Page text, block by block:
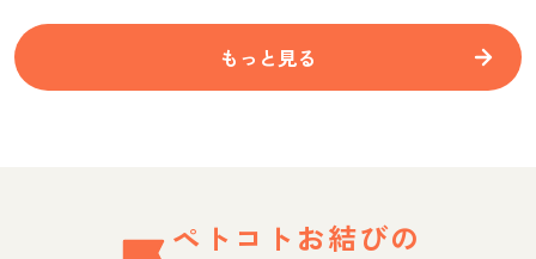
もっと見る
ペトコトお結びの